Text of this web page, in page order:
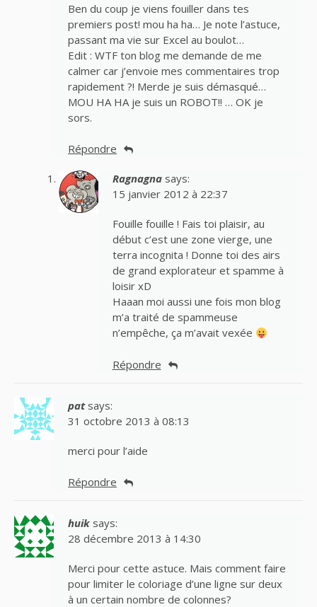
Ben du coup je viens fouiller dans tes
premiers post! mou ha ha… Je note l’astuce,
passant ma vie sur Excel au boulot…
Edit : WTF ton blog me demande de me
calmer car j’envoie mes commentaires trop
rapidement ?! Merde je suis démasqué…
MOU HA HA je suis un ROBOT!! … OK je
sors.
Répondre
Ragnagna says:
15 janvier 2012 à 22:37
Fouille fouille ! Fais toi plaisir, au
début c’est une zone vierge, une
terra incognita ! Donne toi des airs
de grand explorateur et spamme à
loisir xD
Haaan moi aussi une fois mon blog
m’a traité de spammeuse
n’empêche, ça m’avait vexée
Répondre
pat says:
31 octobre 2013 à 08:13
merci pour l’aide
Répondre
huik says:
28 décembre 2013 à 14:30
Merci pour cette astuce. Mais comment faire
pour limiter le coloriage d’une ligne sur deux
à un certain nombre de colonnes?